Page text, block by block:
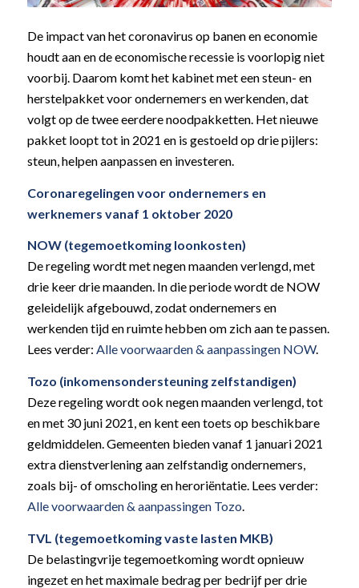
De impact van het coronavirus op banen en economie
houdt aan en de economische recessie is voorlopig niet
voorbij. Daarom komt het kabinet met een steun- en
herstelpakket voor ondernemers en werkenden, dat
volgt op de twee eerdere noodpakketten. Het nieuwe
pakket loopt tot in 2021 en is gestoeld op drie pijlers:
steun, helpen aanpassen en investeren.
Coronaregelingen voor ondernemers en
werknemers vanaf 1 oktober 2020
NOW (tegemoetkoming loonkosten)
De regeling wordt met negen maanden verlengd, met
drie keer drie maanden. In die periode wordt de NOW
geleidelijk afgebouwd, zodat ondernemers en
werkenden tijd en ruimte hebben om zich aan te passen.
Lees verder: Alle voorwaarden & aanpassingen NOW.
Tozo (inkomensondersteuning zelfstandigen)
Deze regeling wordt ook negen maanden verlengd, tot
en met 30 juni 2021, en kent een toets op beschikbare
geldmiddelen. Gemeenten bieden vanaf 1 januari 2021
extra dienstverlening aan zelfstandig ondernemers,
zoals bij- of omscholing en heroriëntatie. Lees verder:
Alle voorwaarden & aanpassingen Tozo.
TVL (tegemoetkoming vaste lasten MKB)
De belastingvrije tegemoetkoming wordt opnieuw
ingezet en het maximale bedrag per bedrijf per drie